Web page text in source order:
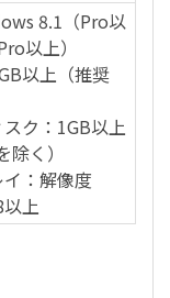
8.1（Pro以
以上）
以上（推奨
ク：1GB以上
除く）
：解像度
上